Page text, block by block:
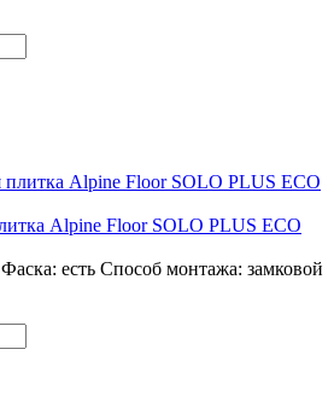
Alpine Floor SOLO PLUS ЕСО
Фаска: есть Способ монтажа: замковой